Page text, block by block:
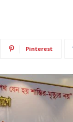
Pinterest